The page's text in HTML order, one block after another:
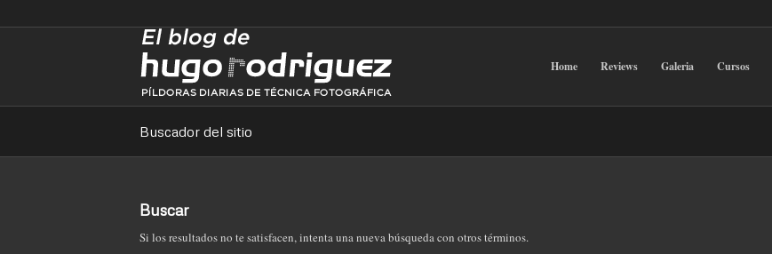
Home Reviews Galeria Cursos
Buscador del sitio
Buscar
Si los resultados no te satisfacen, intenta una nueva búsqueda con otros términos.